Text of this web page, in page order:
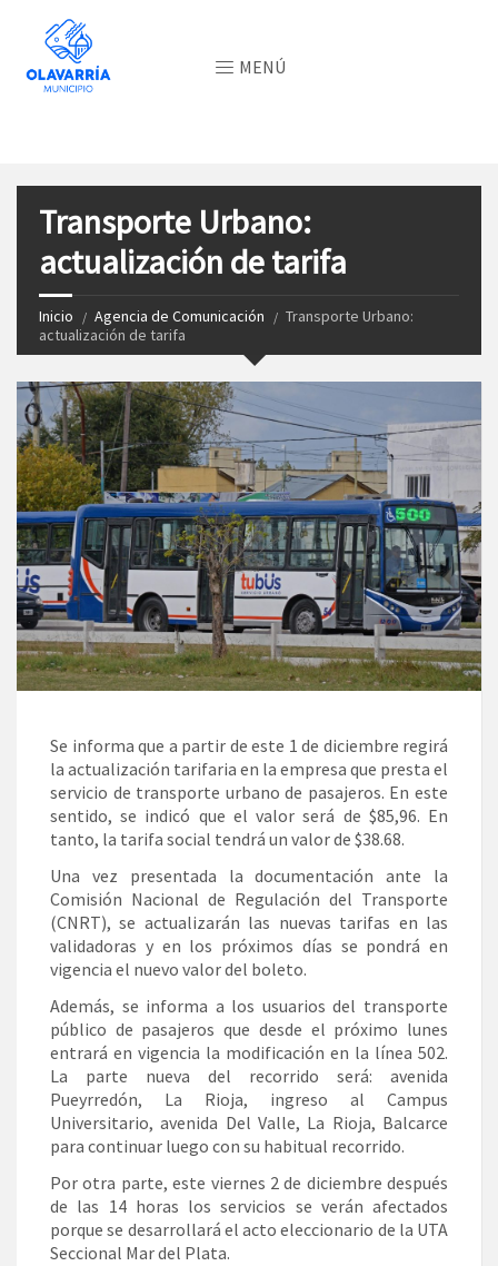
MENÚ
Transporte Urbano:
actualización de tarifa
Inicio Agencia de Comunicación
Transporte Urbano:
actualización de tarifa
Se informa que a partir de este 1 de diciembre regirá
la actualización tarifaria en la empresa que presta el
servicio de transporte urbano de pasajeros. En este
sentido, se indicó que el valor será de $85,96. En
tanto, la tarifa social tendrá un valor de $38.68.
Una vez presentada la documentación ante la
Comisión Nacional de Regulación del Transporte
(CNRT), se actualizarán las nuevas tarifas en las
validadoras y en los próximos días se pondrá en
vigencia el nuevo valor del boleto.
Además, se informa a los usuarios del transporte
público de pasajeros que desde el próximo lunes
entrará en vigencia la modificación en la línea 502.
La parte nueva del recorrido será: avenida
Pueyrredón, La Rioja, ingreso al Campus
Universitario, avenida Del Valle, La Rioja, Balcarce
para continuar luego con su habitual recorrido.
Por otra parte, este viernes 2 de diciembre después
de las 14 horas los servicios se verán afectados
porque se desarrollará el acto eleccionario de la UTA
Seccional Mar del Plata.